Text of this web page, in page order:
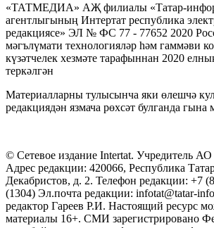
«ТАТМЕДИА» АҖ филиалы «Татар-
агентлыгының Интертат республика
редакциясе» ЭЛ № ФС 77 - 77652 2020
мәгълүмати технологияләр һәм гаммәви
күзәтчелек хезмәте тарафыннан 2020
теркәлгән
Материалларны тулысынча яки өлешчә
редакциядән язмача рөхсәт булганда гына
© Сетевое издание Intertat. Учредитель
Адрес редакции: 420066, Республика
Декабристов, д. 2. Телефон редакции: +7
(1304) Эл.почта редакции: infotat@tatar-
редактор Гареев Р.И. Настоящий ресурс
материалы 16+. СМИ зарегистрировано